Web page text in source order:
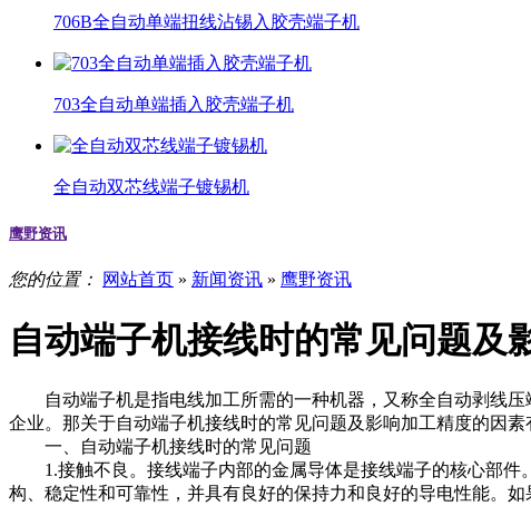
706B全自动单端扭线沾锡入胶壳端子机
703全自动单端插入胶壳端子机
全自动双芯线端子镀锡机
鹰野资讯
您的位置： 网站首页 » 新闻资讯 » 鹰野资讯
自动端子机接线时的常见问题及
自动端子机是指电线加工所需的一种机器，又称全自动剥线压
企业。那关于自动端子机接线时的常见问题及影响加工精度的因素
一、自动端子机接线时的常见问题
1.接触不良。接线端子内部的金属导体是接线端子的核心部件
构、稳定性和可靠性，并具有良好的保持力和良好的导电性能。